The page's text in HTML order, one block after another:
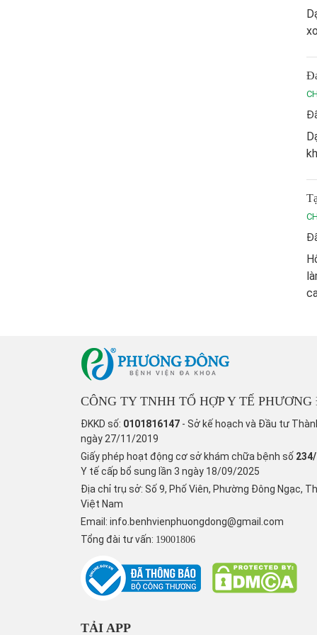
CÔNG TY TNHH TỔ HỢP Y TẾ
ĐKKD số: 0101816147 - Sở kế hoạch và Đầu tư
ngày 27/11/2019
Giấy phép hoạt động cơ sở khám chữa bệnh số
Y tế cấp bổ sung lần 3 ngày 18/09/2025
Địa chỉ trụ sở: Số 9, Phố Viên, Phường Đông Ngạc,
Việt Nam
Email: info.benhvienphuongdong@gmail.com
Tổng đài tư vấn: 19001806
TẢI APP